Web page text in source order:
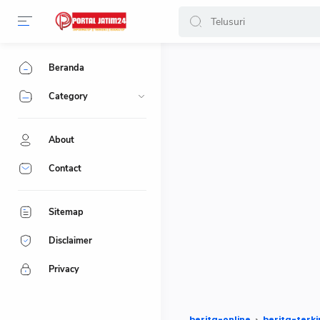
Beranda
Category
About
Contact
Sitemap
Disclaimer
Privacy